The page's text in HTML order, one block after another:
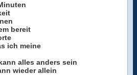
bereit
ich meine
alles anders sein
wieder allein